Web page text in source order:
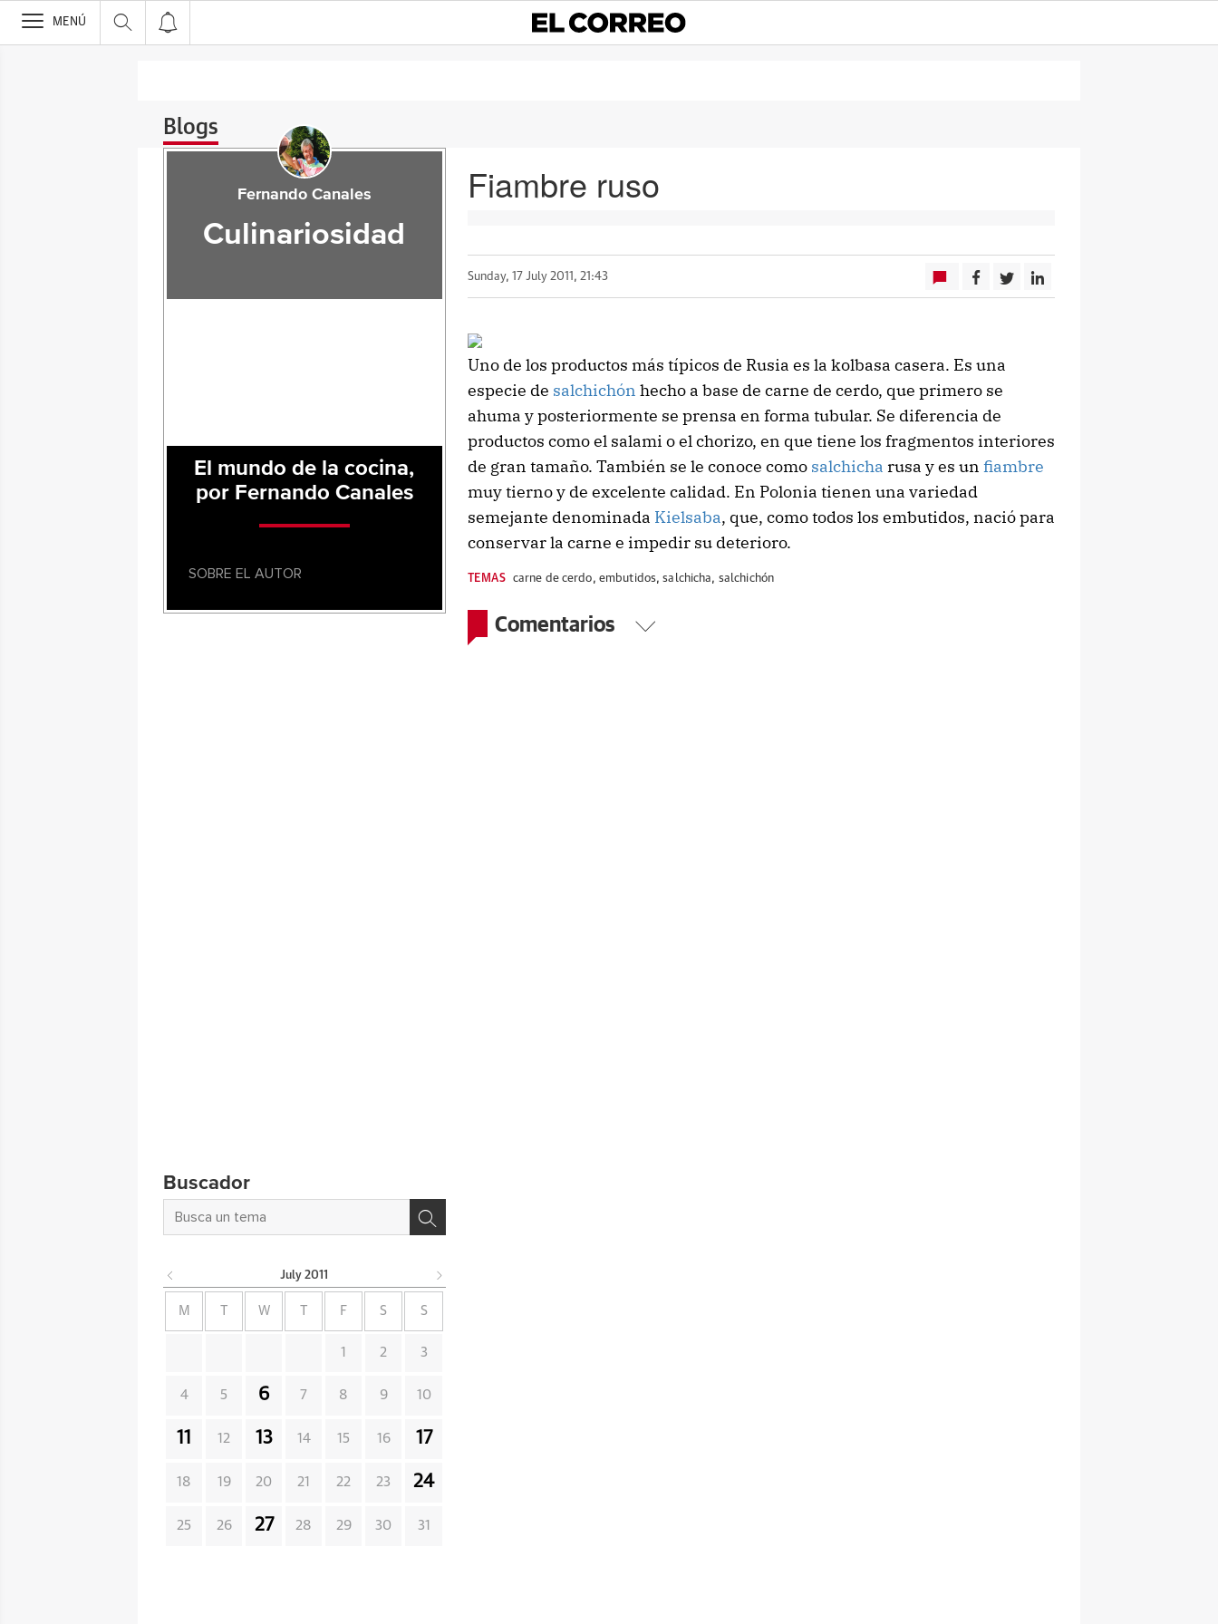
>
MENÚ
Blogs
Fiambre ruso
Sunday, 17 July 2011, 21:43
Uno de los productos más típicos de Rusia es la kolbasa casera. Es una
especie de salchichón hecho a base de carne de cerdo, que primero se
ahuma y posteriormente se prensa en forma tubular. Se diferencia de
productos como el salami o el chorizo, en que tiene los fragmentos interiores
de gran tamaño. También se le conoce como salchicha rusa y es un fiambre
muy tierno y de excelente calidad. En Polonia tienen una variedad
semejante denominada Kielsaba, que, como todos los embutidos, nació para
conservar la carne e impedir su deterioro.
TEMAS carne de cerdo, embutidos,salchicha, salchichón
Comentarios
Fernando Canales
Culinariosidad
El mundo de la cocina,
por Fernando Canales
SOBRE EL AUTOR
Buscador
July 2011
M W F S S
1 2 3
4 5 6 7 8 9 10
11 12 13 14 15 16 17
18 19 20 21 22 23 24
25 26 27 28 29 30 31